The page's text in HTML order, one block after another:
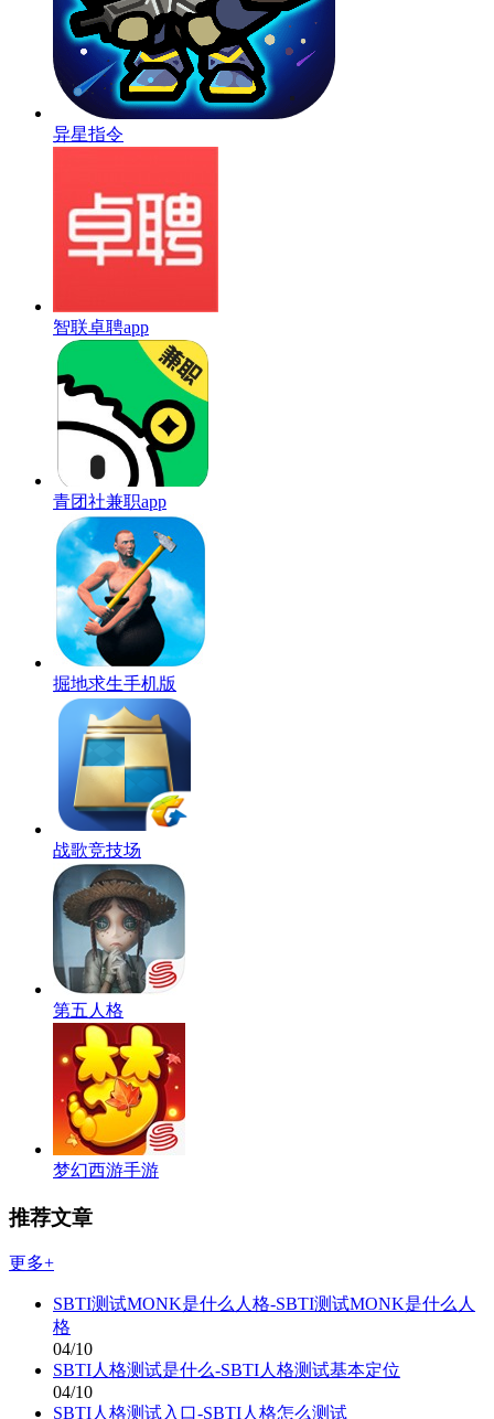
异星指令
智联卓聘app
青团社兼职app
掘地求生手机版
战歌竞技场
第五人格
梦幻西游手游
推荐文章
更多+
SBTI测试MONK是什么人格-SBTI测试MONK是什么人
格
04/10
SBTI人格测试是什么-SBTI人格测试基本定位
04/10
SBTI人格测试入口-SBTI人格怎么测试